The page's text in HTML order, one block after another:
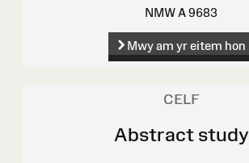
NMW A 9683
Mwy am yr eitem hon
CELF
Abstract study